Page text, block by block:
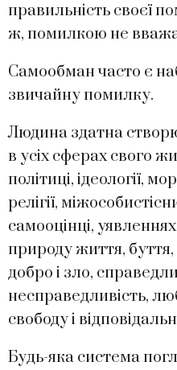
правильність своєї
ж, помилкою не
Самообман часто є
звичайну помилку.
Людина здатна
в усіх сферах свого
політиці, ідеології,
релігії,
самооцінці,
природу життя, буття,
добро і зло,
несправедливість,
свободу і
Будь-яка система